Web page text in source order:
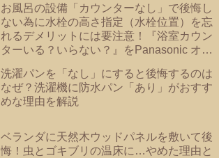
お風呂の設備「カウンターなし」で後悔し
ない為に水栓の高さ指定（水栓位置）を忘
れるデメリットには要注意！『浴室カウン
ターいる？いらない？』をPanasonic オフ
洗濯パンを「なし」にすると後悔するのは
なぜ？洗濯機に防水パン「あり」がおすす
めな理由を解説
ベランダに天然木ウッドパネルを敷いて後
悔！虫とゴキブリの温床に…やめた理由と